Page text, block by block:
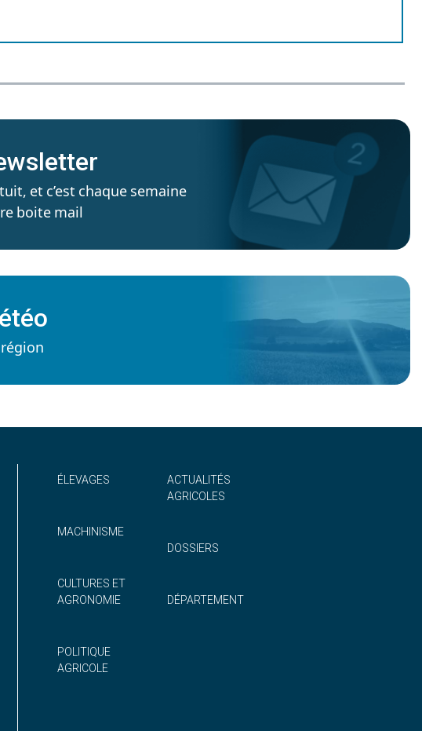
et c’est chaque semaine
boite mail
ÉLEVAGES
MACHINISME
CULTURES ET
AGRONOMIE
POLITIQUE
AGRICOLE
ACTUALITÉS
AGRICOLES
DOSSIERS
DÉPARTEMENT